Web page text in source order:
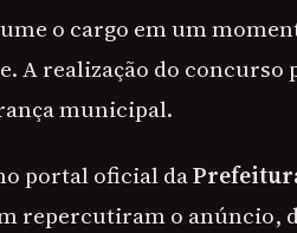
o cargo em um
A realização do concurso
municipal.
portal oficial da
repercutiram o anúncio,